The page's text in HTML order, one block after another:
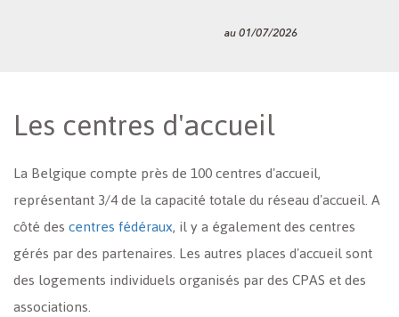
Les centres d'accueil
La Belgique compte près de 100 centres d'accueil,
représentant 3/4 de la capacité totale du réseau d'accueil. A
côté descentres fédéraux, il y a également des centres
gérés par des partenaires. Les autres places d'accueil sont
des logements individuels organisés par des CPAS et des
associations.